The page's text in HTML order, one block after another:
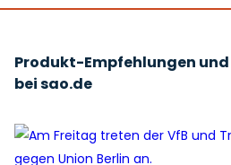
Produkt-Empfehlungen
bei sao.de